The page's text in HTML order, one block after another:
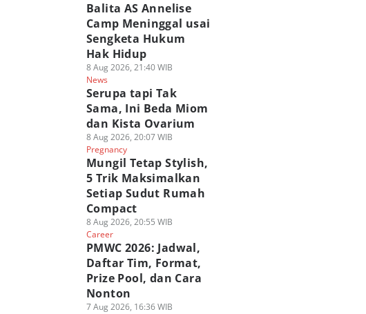
Balita AS Annelise
Camp Meninggal usai
Sengketa Hukum
Hak Hidup
8 Aug 2026, 21:40 WIB
News
Serupa tapi Tak
Sama, Ini Beda Miom
dan Kista Ovarium
8 Aug 2026, 20:07 WIB
Pregnancy
Mungil Tetap Stylish,
5 Trik Maksimalkan
Setiap Sudut Rumah
Compact
8 Aug 2026, 20:55 WIB
Career
PMWC 2026: Jadwal,
Daftar Tim, Format,
Prize Pool, dan Cara
Nonton
7 Aug 2026, 16:36 WIB